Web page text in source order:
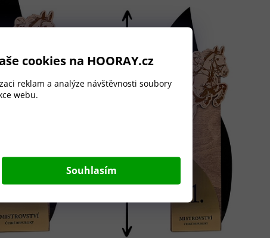
cookies na HOORAY.cz
reklam a analýze návštěvnosti soubory
webu.
Souhlasím